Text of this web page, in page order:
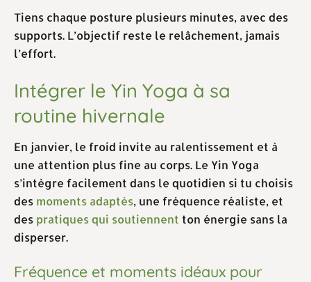
Tiens chaque posture plusieurs minutes, avec des
supports. L’objectif reste le relâchement, jamais
l’effort.
Intégrer le Yin Yoga à sa
routine hivernale
En janvier, le froid invite au ralentissement et à
une attention plus fine au corps. Le Yin Yoga
s’intègre facilement dans le quotidien si tu choisis
des moments adaptés, une fréquence réaliste, et
des pratiques qui soutiennent ton énergie sans la
disperser.
Fréquence et moments idéaux pour